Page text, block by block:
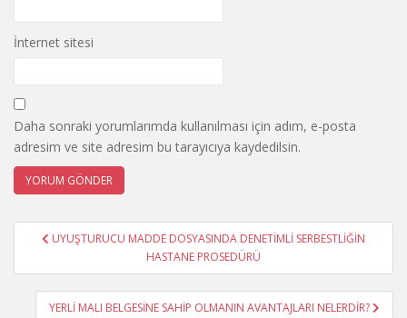
İnternet sitesi
Daha sonraki yorumlarımda kullanılması için adım, e-posta
adresim ve site adresim bu tarayıcıya kaydedilsin.
YazıUYUŞTURUCU MADDE DOSYASINDA DENETİMLİ SERBESTLİĞİN
HASTANE PROSEDÜRÜ
YERLİ MALI BELGESİNE SAHİP OLMANIN AVANTAJLARI NELERDİR?